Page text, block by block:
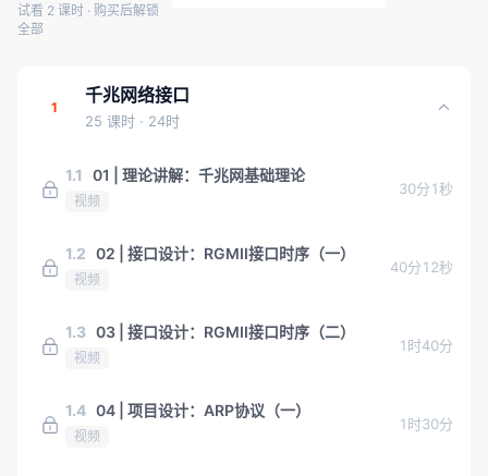
试看 2 课时 · 购买后解锁
全部
1
千兆网络接口
25 课时 · 24时
1.1 01 | 理论讲解：千兆网基础理论
视频
30分1秒
1.2 02 | 接口设计：RGMII接口时序（一）
视频
40分12秒
1.3 03 | 接口设计：RGMII接口时序（二）
视频
1时40分
1.4 04 | 项目设计：ARP协议（一）
视频
1时30分